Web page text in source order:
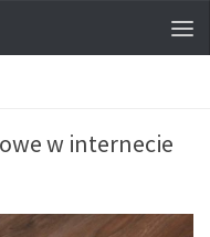
w internecie